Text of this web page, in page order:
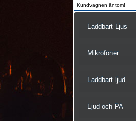
Kundvagnen är tom!
Laddbart Ljus
Mikrofoner
Laddbart ljud
Ljud och PA